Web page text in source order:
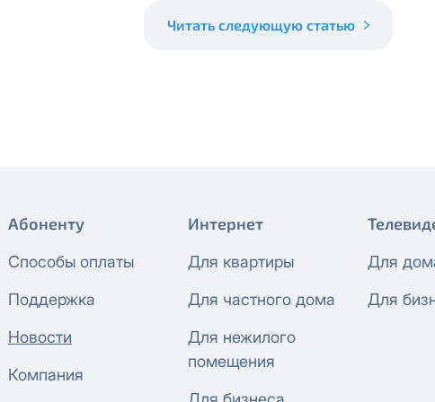
Читать следующую статью
Абоненту
Способы оплаты
Поддержка
Новости
Компания
Интернет
Для квартиры
Для частного дома
Для нежилого
помещения
Для
Для
без дополнительного уведомления.